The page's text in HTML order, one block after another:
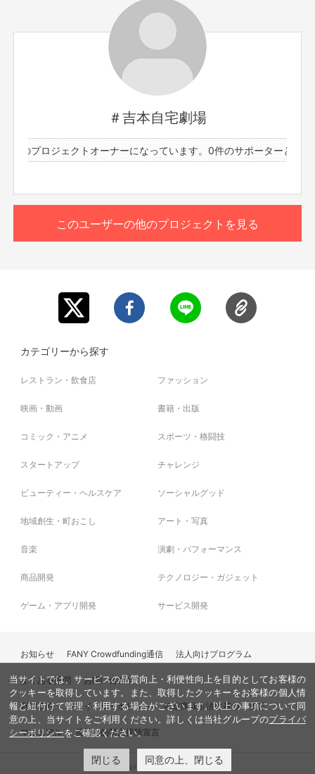
＃吉本自宅劇場
のプロジェクトオーナーになっています。0件のサポーターと76件の
サポーター数 お届け予定日
2025年10月
出演者名：ブロードキャスト！！吉村
吉村とタイマンで、二人っきりで誰にも邪魔されず短い時
間ですがお話しませんか？短いと言ってもいつも時間オー
したい事、ブロードキャスト！！のと事、コンビの事、美
容の事、株の事、ファッションの事、ももクロの事、何で
もあり！写真撮ったり歌歌ってもらったりできる限りの要
望だってお答えするし！もちろん画面出さずに話だけでも
そこはあんまり良くは無いけどでも何でも受け止める気
満々ですので是非ご参加下さい〜！とにかく吉村を独り占
めにして下さい！というか何でも良いんで吉村にお任せな
かしい方は2人で二口で30分間3人で話すなどもアリで
是非ご参加お待ちしております！
※こちらのリターンは実施日の3日前の16時までお買い求
め頂けます。
ってのご注意事項】を必ずご一読ください。
このユーザーの他のプロジェクトを見る
カテゴリーから探す
レストラン・飲食店 ファッション
映画・動画 書籍・出版
コミック・アニメ スポーツ・格闘技
スタートアップ チャレンジ
ビューティー・ヘルスケア ソーシャルグッド
地域創生・町おこし アート・写真
音楽 演劇・パフォーマンス
商品開発 テクノロジー・ガジェット
ゲーム・アプリ開発 サービス開発
お知らせ FANY Crowdfunding通信 法人向けプログラム
よくある質問 お問い合わせ
利用規約 プライバシーポリシー 特定商取引法に基づく表記
マニュアル 反社会的勢力排除宣言
© FANY, All Rights Reserved.
当サイトでは、サービスの品質向上・利便性向上を目的としてお客様の
クッキーを取得しています。また、取得したクッキーをお客様の個人情
報と紐付けて管理・利用する場合がございます。以上の事項について同
意の上、当サイトをご利用ください。詳しくは当社グループのプライバ
シーポリシーをご確認ください。
閉じる 同意の上、閉じる